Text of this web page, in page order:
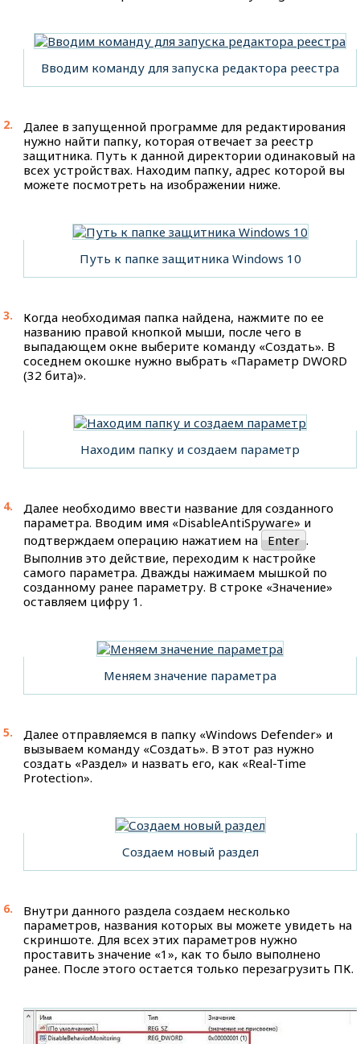
Вводим команду для запуска редактора реестра
Далее в запущенной программе для редактирования
нужно найти папку, которая отвечает за реестр
защитника. Путь к данной директории одинаковый на
всех устройствах. Находим папку, адрес которой вы
можете посмотреть на изображении ниже.
Путь к папке защитника Windows 10
Когда необходимая папка найдена, нажмите по ее
названию правой кнопкой мыши, после чего в
выпадающем окне выберите команду «Создать». В
соседнем окошке нужно выбрать «Параметр DWORD
(32 бита)».
Находим папку и создаем параметр
Далее необходимо ввести название для созданного
параметра. Вводим имя «DisableAntiSpyware» и
подтверждаем операцию нажатием на
Enter .
Выполнив это действие, переходим к настройке
самого параметра. Дважды нажимаем мышкой по
созданному ранее параметру. В строке «Значение»
оставляем цифру 1.
Меняем значение параметра
Далее отправляемся в папку «Windows Defender» и
вызываем команду «Создать». В этот раз нужно
создать «Раздел» и назвать его, как «Real-Time
Protection».
Создаем новый раздел
Внутри данного раздела создаем несколько
параметров, названия которых вы можете увидеть на
скриншоте. Для всех этих параметров нужно
проставить значение «1», как то было выполнено
ранее. После этого остается только перезагрузить ПК.